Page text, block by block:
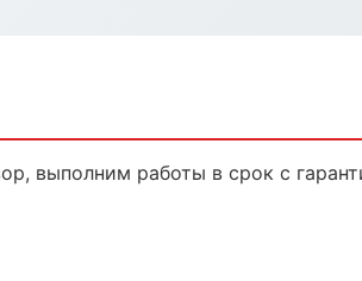
выполним работы в срок с